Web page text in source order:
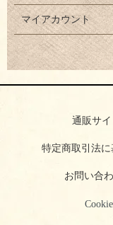
マイアカウント
通販サイ
特定商取引法
お問い合